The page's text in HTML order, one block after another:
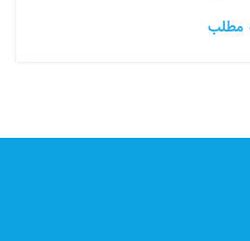
مطلب